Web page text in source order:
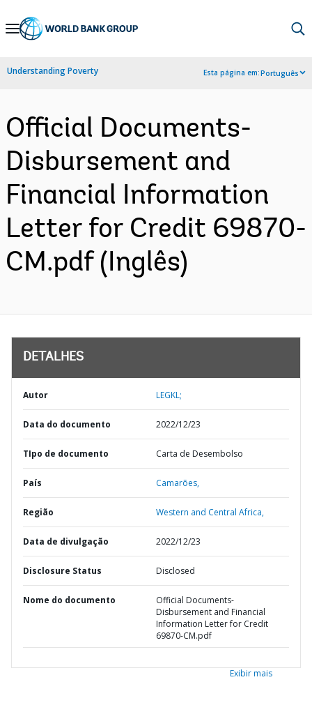
Skip
Navigation
Understanding Poverty Esta página em:Português
Official Documents-
Disbursement and
Financial Information
Letter for Credit 69870-
CM.pdf (Inglês)
DETALHES
Autor LEGKL;
Data do documento 2022/12/23
TIpo de documento Carta de Desembolso
País Camarões,
Região Western and Central Africa,
Data de divulgação 2022/12/23
Disclosure Status Disclosed
Nome do documento
Official Documents-
Disbursement and Financial
Information Letter for Credit
69870-CM.pdf
Exibir mais